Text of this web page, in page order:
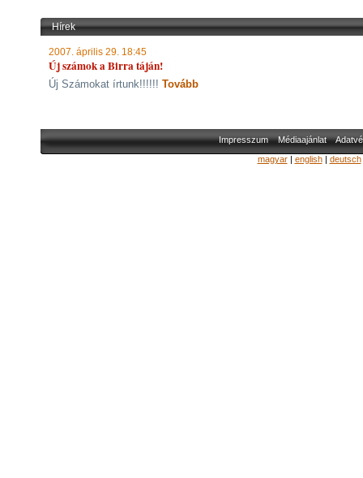
Hírek
2007. április 29. 18:45
Új számok a Birra táján!
Új Számokat írtunk!!!!!! Tovább
Impresszum Médiaajánlat
magyar| english| deutsch